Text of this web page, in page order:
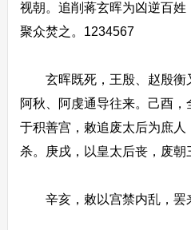
视朝。追削蒋玄晖为凶逆百姓
聚众焚之。1234567
玄晖既死，王殷、赵殷衡
阿秋、阿虔通导往来。己酉
于积善宫，敕追废太后为庶
杀。庚戌，以皇太后丧，废朝
辛亥，敕以宫禁内乱，罢